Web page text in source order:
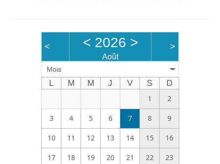
< < 2026 >
Août
>
Mois
L M M J V S
D
1
2
3 4 5 6 7 8 9
10 11 12 13 14 15 16
17 18 19 20 21 22 23